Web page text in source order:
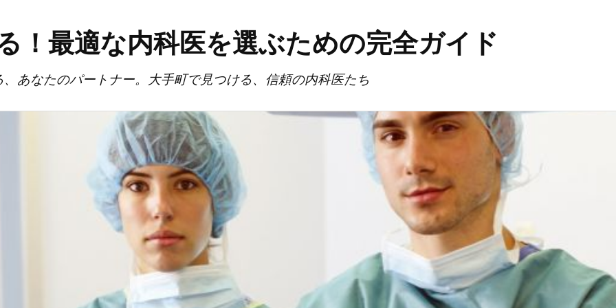
！最適な内科医を選ぶための完全ガイド
あなたのパートナー。大手町で見つける、信頼の内科医たち